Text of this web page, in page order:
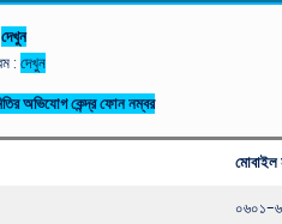
দেখুন
: দেখুন
অভিযোগ কেন্দ্র ফোন নম্বর
মোবাইল
০৬০১-